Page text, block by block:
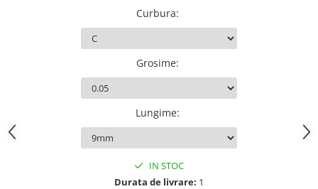
Curbura:
Grosime:
Lungime:
IN STOC
Durata de livrare: 1